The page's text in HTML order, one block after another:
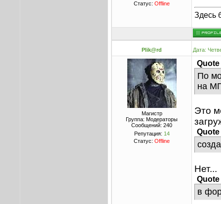
Статус: Offline
Здесь
Plik@rd Дата:
Магистр
Группа: Модераторы
Сообщений: 240
Репутация: 14
Статус: Offline
Quote
По
на
Это
Quote
Нет...
Quote
в